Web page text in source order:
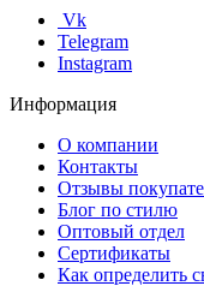
Vk
Telegram
Instagram
Информация
О компании
Контакты
Отзывы
Блог по стилю
Оптовый отдел
Сертификаты
Как определить